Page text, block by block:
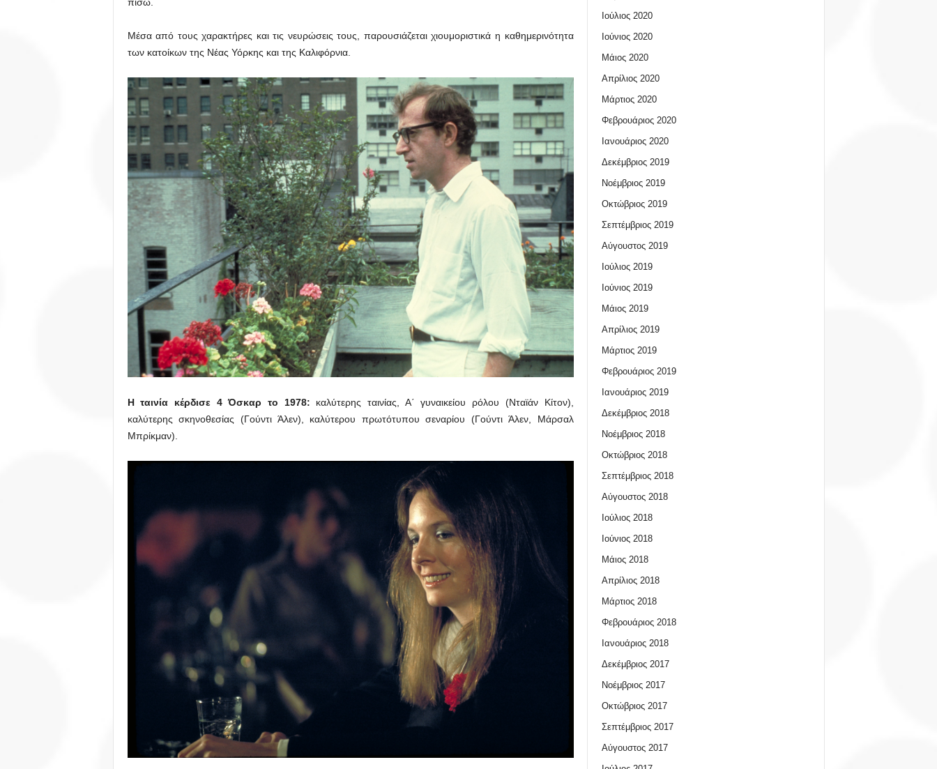
Μέσα από τους χαρακτήρες και τις νευρώσεις τους, παρουσιάζεται χιουμοριστικά η καθημερινότητα
των κατοίκων της Νέας Υόρκης και της Καλιφόρνια.
Η ταινία κέρδισε 4 Όσκαρ το 1978: καλύτερης ταινίας, Α΄ γυναικείου ρόλου (Νταϊάν Κίτον),
καλύτερης σκηνοθεσίας (Γούντι Άλεν), καλύτερου πρωτότυπου σεναρίου (Γούντι Άλεν, Μάρσαλ
Μπρίκμαν).
Ιούλιος 2020
Ιούνιος 2020
Μάιος 2020
Απρίλιος 2020
Μάρτιος 2020
Φεβρουάριος 2020
Ιανουάριος 2020
Δεκέμβριος 2019
Νοέμβριος 2019
Οκτώβριος 2019
Σεπτέμβριος 2019
Αύγουστος 2019
Ιούλιος 2019
Ιούνιος 2019
Μάιος 2019
Απρίλιος 2019
Μάρτιος 2019
Φεβρουάριος 2019
Ιανουάριος 2019
Δεκέμβριος 2018
Νοέμβριος 2018
Οκτώβριος 2018
Σεπτέμβριος 2018
Αύγουστος 2018
Ιούλιος 2018
Ιούνιος 2018
Μάιος 2018
Απρίλιος 2018
Μάρτιος 2018
Φεβρουάριος 2018
Ιανουάριος 2018
Δεκέμβριος 2017
Νοέμβριος 2017
Οκτώβριος 2017
Σεπτέμβριος 2017
Αύγουστος 2017